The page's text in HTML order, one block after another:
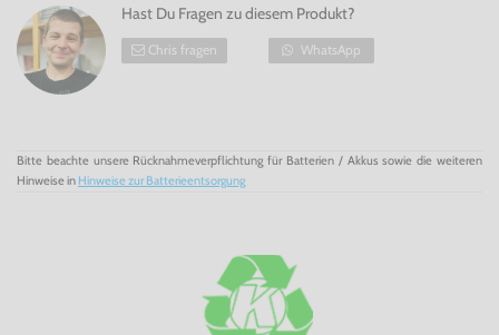
Hast Du Fragen zu diesem Produkt?
Chris fragen WhatsApp
Bitte beachte unsere Rücknahmeverpflichtung für Batterien / Akkus sowie die weiteren
Hinweise in Hinweise zur Batterieentsorgung